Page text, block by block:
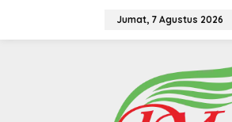
Jumat, 7 Agustus 2026